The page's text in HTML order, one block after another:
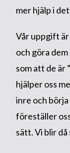
mer hjälp i
Vår uppgift
och göra
som att de är
hjälper oss
inre och
föreställer
sätt. Vi blir då